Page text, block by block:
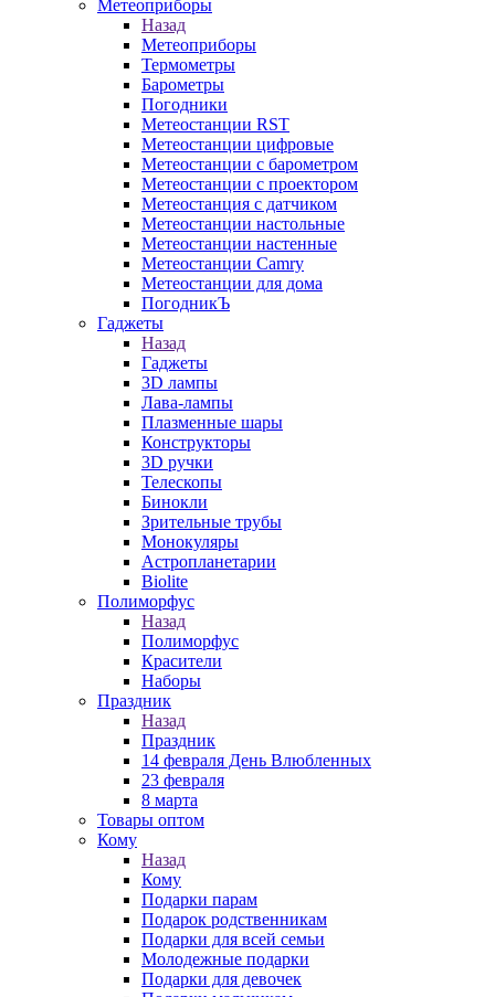
Метеоприборы
Назад
Метеоприборы
Термометры
Барометры
Погодники
Метеостанции RST
Метеостанции цифровые
Метеостанции с барометром
Метеостанции с проектором
Метеостанция с датчиком
Метеостанции настольные
Метеостанции настенные
Метеостанции Camry
Метеостанции для дома
ПогодникЪ
Гаджеты
Назад
Гаджеты
3D лампы
Лава-лампы
Плазменные шары
Конструкторы
3D ручки
Телескопы
Бинокли
Зрительные трубы
Монокуляры
Астропланетарии
Biolite
Полиморфус
Назад
Полиморфус
Красители
Наборы
Праздник
Назад
Праздник
14 февраля День Влюбленных
23 февраля
8 марта
Товары оптом
Кому
Назад
Кому
Подарки парам
Подарок родственникам
Подарки для всей семьи
Молодежные подарки
Подарки для девочек